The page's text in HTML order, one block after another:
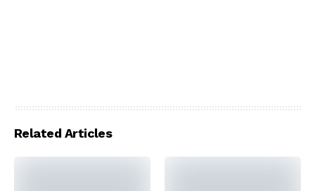
Related Articles